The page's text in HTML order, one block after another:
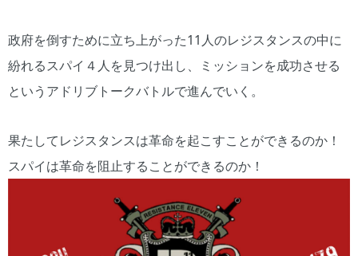
政府を倒すために立ち上がった11人のレジスタンスの中に
紛れるスパイ４人を見つけ出し、ミッションを成功させる
というアドリブトークバトルで進んでいく。
果たしてレジスタンスは革命を起こすことができるのか！
スパイは革命を阻止することができるのか！